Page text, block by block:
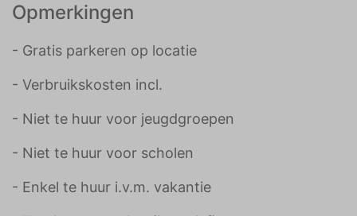
Opmerkingen
- Gratis parkeren op locatie
- Verbruikskosten incl.
- Niet te huur voor jeugdgroepen
- Niet te huur voor scholen
- Enkel te huur i.v.m. vakantie